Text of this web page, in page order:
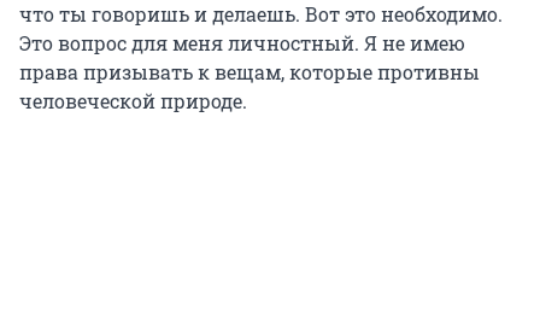
что ты говоришь и делаешь. Вот это необходимо.
Это вопрос для меня личностный. Я не имею
права призывать к вещам, которые противны
человеческой природе.